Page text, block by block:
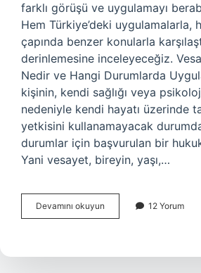
farklı görüşü ve uygulamayı
Hem Türkiye’deki uygulamalarla,
çapında benzer konularla
derinlemesine inceleyeceğiz.
Nedir ve Hangi Durumlarda
kişinin, kendi sağlığı veya
nedeniyle kendi hayatı üzerinde
yetkisini kullanamayacak
durumlar için başvurulan bir
Yani vesayet, bireyin, yaşı,…
Devamını okuyun
yetkileri
12 Yorum